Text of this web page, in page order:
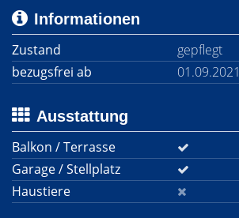
Informationen
Zustand
gepflegt
bezugsfrei ab
01.09.2021
Ausstattung
Balkon / Terrasse
Garage / Stellplatz
Haustiere